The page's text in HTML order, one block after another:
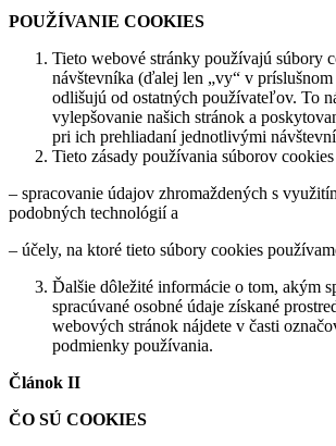
POUŽÍVANIE COOKIES
Tieto webové stránky používajú súbory
návštevníka (ďalej len „vy“ v
odlišujú od ostatných používateľov. To
vylepšovanie našich stránok a
pri ich prehliadaní jednotlivými
Tieto zásady používania súborov
– spracovanie údajov zhromaždených s
podobných technológií a
– účely, na ktoré tieto súbory cookies
Ďalšie dôležité informácie o tom, akým
spracúvané osobné údaje získané
webových stránok nájdete v časti
podmienky používania.
Článok II
ČO SÚ COOKIES